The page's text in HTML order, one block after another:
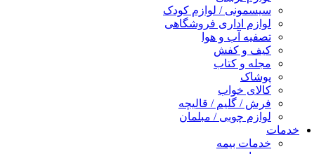
سیسمونی / لوازم کودک
لوازم اداری فروشگاهی
تصفیه آب و هوا
کیف و کفش
مجله و کتاب
پوشاک
کالای خواب
فرش / گلیم / قالیچه
لوازم چوبی / مبلمان
خدمات
خدمات بیمه